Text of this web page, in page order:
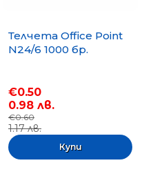
Телчета Office Point
N24/6 1000 бр.
€0.50
0.98 лв.
€0.60
1.17 лв.